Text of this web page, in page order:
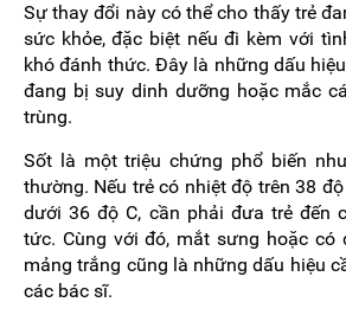
Sự thay đổi này có thể cho thấy trẻ
sức khỏe, đặc biệt nếu đi kèm với
khó đánh thức. Đây là những dấu
đang bị suy dinh dưỡng hoặc mắc
trùng.
Sốt là một triệu chứng phổ biến
thường. Nếu trẻ có nhiệt độ trên 38
dưới 36 độ C, cần phải đưa trẻ đến
tức. Cùng với đó, mắt sưng hoặc có
mảng trắng cũng là những dấu hiệu
các bác sĩ.